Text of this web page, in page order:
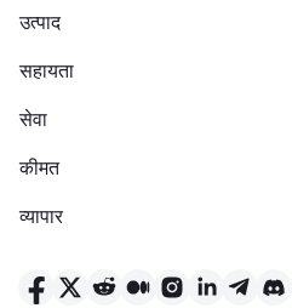
उत्पाद
सहायता
सेवा
कीमत
व्यापार